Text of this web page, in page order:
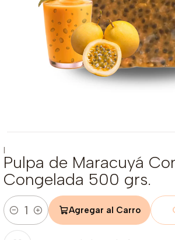
|
Pulpa de Maracuyá
Congelada 500 grs.
Cantidad
Agregar al Carro